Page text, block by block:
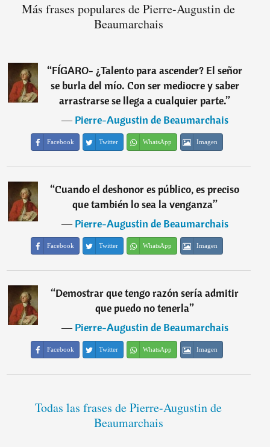
Más frases populares de Pierre-Augustin de
Beaumarchais
“FÍGARO- ¿Talento para ascender? El señor
se burla del mío. Con ser mediocre y saber
arrastrarse se llega a cualquier parte.”
―Pierre-Augustin de Beaumarchais
Facebook Twitter WhatsApp Imagen
“Cuando el deshonor es público, es preciso
que también lo sea la venganza”
―Pierre-Augustin de Beaumarchais
Facebook Twitter WhatsApp Imagen
“Demostrar que tengo razón sería admitir
que puedo no tenerla”
―Pierre-Augustin de Beaumarchais
Facebook Twitter WhatsApp Imagen
Todas las frases de Pierre-Augustin de
Beaumarchais